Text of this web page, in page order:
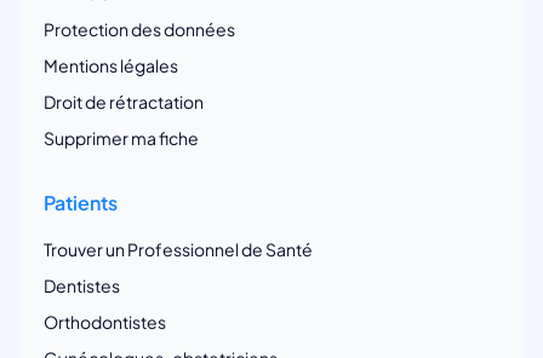
Protection des données
Mentions légales
Droit de rétractation
Supprimer ma fiche
Patients
Trouver un Professionnel de Santé
Dentistes
Orthodontistes